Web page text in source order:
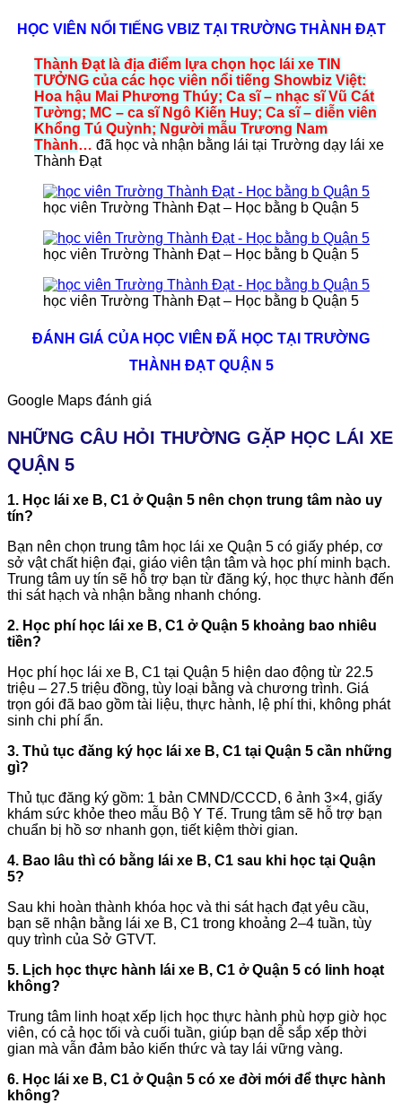
HỌC VIÊN NỔI TIẾNG VBIZ TẠI TRƯỜNG THÀNH ĐẠT
Thành Đạt là địa điểm lựa chọn học lái xe TIN
TƯỞNG của các học viên nổi tiếng Showbiz Việt:
Hoa hậu Mai Phương Thúy; Ca sĩ – nhạc sĩ Vũ Cát
Tường; MC – ca sĩ Ngô Kiến Huy; Ca sĩ – diễn viên
Khổng Tú Quỳnh; Người mẫu Trương Nam
Thành… đã học và nhận bằng lái tại Trường dạy lái xe
Thành Đạt
học viên Trường Thành Đạt – Học bằng b Quận 5
học viên Trường Thành Đạt – Học bằng b Quận 5
học viên Trường Thành Đạt – Học bằng b Quận 5
ĐÁNH GIÁ CỦA HỌC VIÊN ĐÃ HỌC TẠI TRƯỜNG
THÀNH ĐẠT QUẬN 5
Google Maps đánh giá
NHỮNG CÂU HỎI THƯỜNG GẶP HỌC LÁI XE
QUẬN 5
1. Học lái xe B, C1 ở Quận 5 nên chọn trung tâm nào uy
tín?
Bạn nên chọn trung tâm học lái xe Quận 5 có giấy phép, cơ
sở vật chất hiện đại, giáo viên tận tâm và học phí minh bạch.
Trung tâm uy tín sẽ hỗ trợ bạn từ đăng ký, học thực hành đến
thi sát hạch và nhận bằng nhanh chóng.
2. Học phí học lái xe B, C1 ở Quận 5 khoảng bao nhiêu
tiền?
Học phí học lái xe B, C1 tại Quận 5 hiện dao động từ 22.5
triệu – 27.5 triệu đồng, tùy loại bằng và chương trình. Giá
trọn gói đã bao gồm tài liệu, thực hành, lệ phí thi, không phát
sinh chi phí ẩn.
3. Thủ tục đăng ký học lái xe B, C1 tại Quận 5 cần những
gì?
Thủ tục đăng ký gồm: 1 bản CMND/CCCD, 6 ảnh 3×4, giấy
khám sức khỏe theo mẫu Bộ Y Tế. Trung tâm sẽ hỗ trợ bạn
chuẩn bị hồ sơ nhanh gọn, tiết kiệm thời gian.
4. Bao lâu thì có bằng lái xe B, C1 sau khi học tại Quận
5?
Sau khi hoàn thành khóa học và thi sát hạch đạt yêu cầu,
bạn sẽ nhận bằng lái xe B, C1 trong khoảng 2–4 tuần, tùy
quy trình của Sở GTVT.
5. Lịch học thực hành lái xe B, C1 ở Quận 5 có linh hoạt
không?
Trung tâm linh hoạt xếp lịch học thực hành phù hợp giờ học
viên, có cả học tối và cuối tuần, giúp bạn dễ sắp xếp thời
gian mà vẫn đảm bảo kiến thức và tay lái vững vàng.
6. Học lái xe B, C1 ở Quận 5 có xe đời mới để thực hành
không?